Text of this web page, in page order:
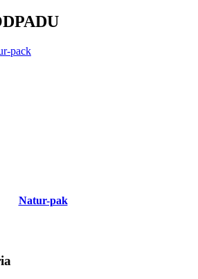
Natur-pak